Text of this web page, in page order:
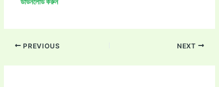
ডাউনলোড করুন
PREVIOUS NEXT